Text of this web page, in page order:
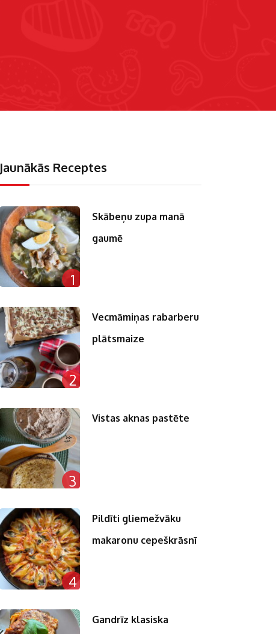
Jaunākās Receptes
1
Skābeņu zupa manā
gaumē
2
Vecmāmiņas rabarberu
plātsmaize
3
Vistas aknas pastēte
4
Pildīti gliemežvāku
makaronu cepeškrāsnī
Gandrīz klasiska